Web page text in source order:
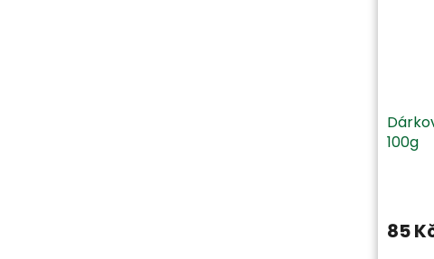
100g
85